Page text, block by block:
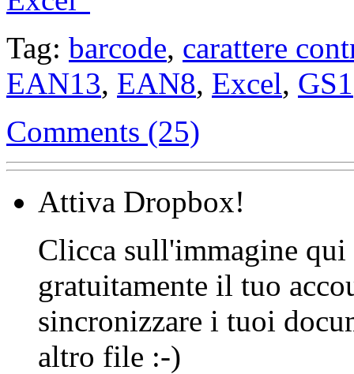
Tag: barcode, carattere
EAN13, EAN8, Excel, GS1
Comments (25)
Attiva Dropbox!
Clicca sull'immagine
gratuitamente il tuo
sincronizzare i tuoi
altro file :-)